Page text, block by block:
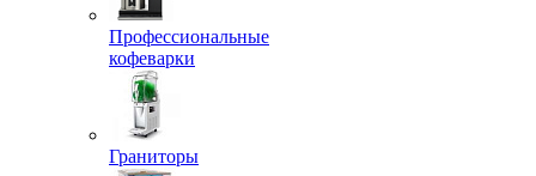
Профессиональные
кофеварки
Граниторы